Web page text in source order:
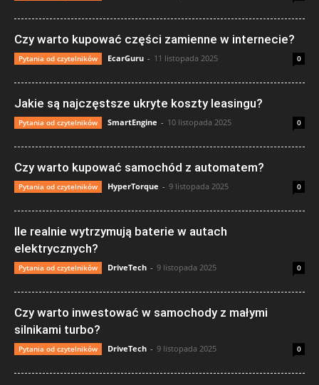
Czy warto kupować części zamienne w internecie?
Pytania od czytelników EcarGuru - 11 listopada 2025 0
Jakie są najczęstsze ukryte koszty leasingu?
Pytania od czytelników SmartEngine - 10 listopada 2025 0
Czy warto kupować samochód z automatem?
Pytania od czytelników HyperTorque - 9 listopada 2025 0
Ile realnie wytrzymują baterie w autach
elektrycznych?
Pytania od czytelników DriveTech - 9 listopada 2025 0
Czy warto inwestować w samochody z małymi
silnikami turbo?
Pytania od czytelników DriveTech - 9 listopada 2025 0